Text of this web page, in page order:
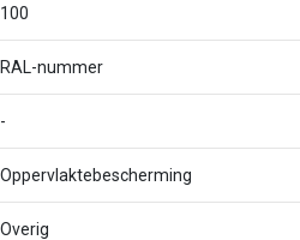
100
RAL-nummer
-
Oppervlaktebescherming
Overig